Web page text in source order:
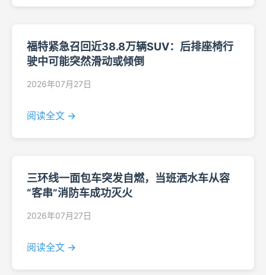
福特紧急召回近38.8万辆SUV：后排座椅行
驶中可能突然滑动或倾倒
2026年07月27日
阅读全文 →
三环线一面包车突发自燃，当班洒水车从容
“客串”消防车成功灭火
2026年07月27日
阅读全文 →